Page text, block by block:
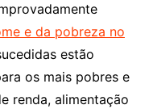
e da pobreza no
estão
os mais pobres e
renda, alimentação